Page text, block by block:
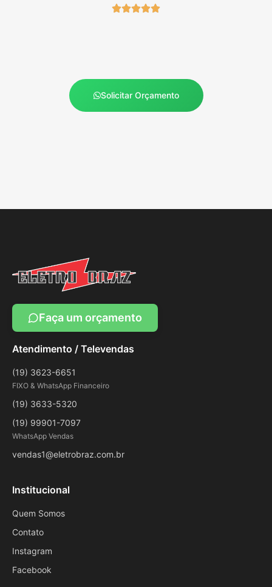

Solicitar Orçamento
Faça um orçamento
Atendimento / Televendas
(19) 3623-6651
FIXO & WhatsApp Financeiro
(19) 3633-5320
(19) 99901-7097
WhatsApp Vendas
vendas1@eletrobraz.com.br
Institucional
Quem Somos
Contato
Instagram
Facebook